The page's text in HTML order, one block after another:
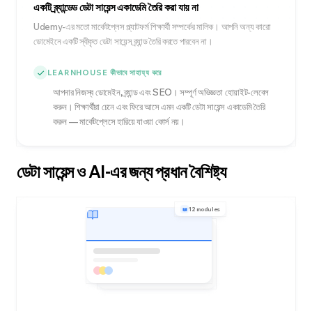
একটি ব্র্যান্ডেড ডেটা সায়েন্স একাডেমি তৈরি করা যায় না
Udemy-এর মতো মার্কেটপ্লেস প্ল্যাটফর্ম শিক্ষার্থী সম্পর্কের মালিক। আপনি অন্য কারো
ডোমেইনে একটি স্বীকৃত ডেটা সায়েন্স ব্র্যান্ড তৈরি করতে পারবেন না।
LEARNHOUSE কীভাবে সাহায্য করে
আপনার নিজস্ব ডোমেইন, ব্র্যান্ড এবং SEO। সম্পূর্ণ অভিজ্ঞতা হোয়াইট-লেবেল
করুন। শিক্ষার্থীরা চেনে এবং ফিরে আসে এমন একটি ডেটা সায়েন্স একাডেমি তৈরি
করুন — মার্কেটপ্লেসে হারিয়ে যাওয়া কোর্স নয়।
ডেটা সায়েন্স ও AI-এর জন্য প্রধান বৈশিষ্ট্য
12 modules